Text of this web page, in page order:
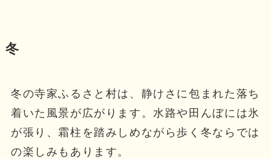
冬
冬の寺家ふるさと村は、静けさに包まれた落ち
着いた風景が広がります。水路や田んぼには氷
が張り、霜柱を踏みしめながら歩く冬ならでは
の楽しみもあります。